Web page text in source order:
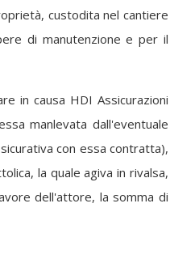
custodita nel cantiere
di manutenzione e per il
in causa HDI Assicurazioni
manlevata dall'eventuale
con essa contratta),
la quale agiva in rivalsa,
dell'attore, la somma di